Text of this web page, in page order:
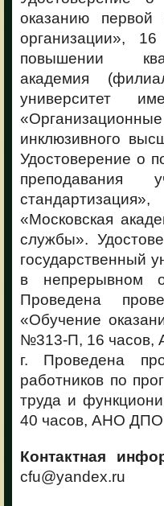
оказанию
организации»,
повышении
академия
университет
инклюзивного
Удостоверение о
преподавания
«Московская
службы».
государственный
в непрерывном
Проведена
«Обучение
№313-П, 16 часов,
г. Проведена
работников по
труда и
40 часов, АНО ДПО
Контактная
cfu@yandex.ru